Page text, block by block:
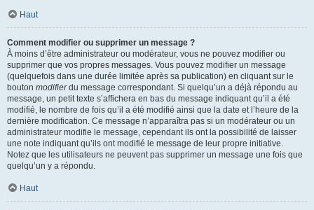
Haut
Comment modifier ou supprimer un message ?
À moins d’être administrateur ou modérateur, vous ne pouvez modifier ou
supprimer que vos propres messages. Vous pouvez modifier un message
(quelquefois dans une durée limitée après sa publication) en cliquant sur le
bouton modifierdu message correspondant. Si quelqu’un a déjà répondu au
message, un petit texte s’affichera en bas du message indiquant qu’il a été
modifié, le nombre de fois qu’il a été modifié ainsi que la date et l’heure de la
dernière modification. Ce message n’apparaîtra pas si un modérateur ou un
administrateur modifie le message, cependant ils ont la possibilité de laisser
une note indiquant qu’ils ont modifié le message de leur propre initiative.
Notez que les utilisateurs ne peuvent pas supprimer un message une fois que
quelqu’un y a répondu.
Haut